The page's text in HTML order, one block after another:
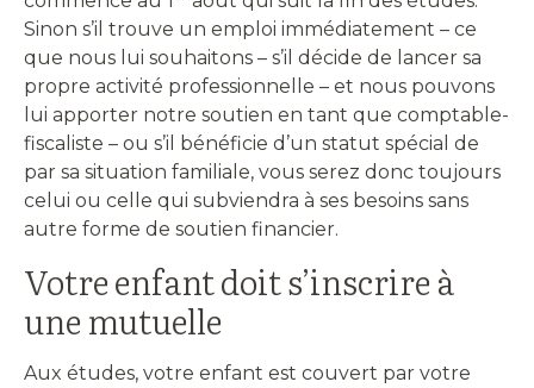
Sinon s’il trouve un emploi immédiatement – ce
que nous lui souhaitons – s’il décide de lancer sa
propre activité professionnelle – et nous pouvons
lui apporter notre soutien en tant que comptable-
fiscaliste – ou s’il bénéficie d’un statut spécial de
par sa situation familiale, vous serez donc toujours
celui ou celle qui subviendra à ses besoins sans
autre forme de soutien financier.
Votre enfant doit s’inscrire à
une mutuelle
Aux études, votre enfant est couvert par votre